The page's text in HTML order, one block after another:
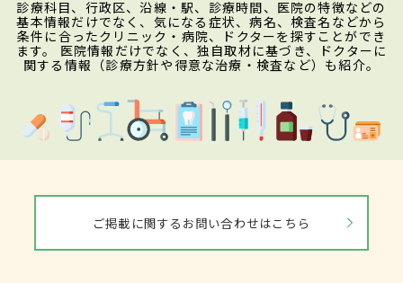
診療科目、行政区、沿線・駅、診療時間、医院の特徴などの
基本情報だけでなく、気になる症状、病名、検査名などから
条件に合ったクリニック・病院、ドクターを探すことができ
ます。 医院情報だけでなく、独自取材に基づき、ドクターに
関する情報（診療方針や得意な治療・検査など）も紹介。
ご掲載に関するお問い合わせはこちら